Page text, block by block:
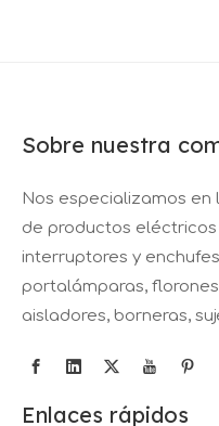
Sobre nuestra
Nos especializamos
de productos
interruptores y
portalámparas,
aisladores, borneras,
Enlaces rápidos